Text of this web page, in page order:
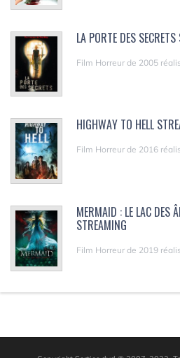
LA PORTE DES
Film Horreur de 2005
HIGHWAY TO HELL
Film Horreur de 2016
MERMAID : LE LAC DES
STREAMING
Film Horreur de 2019